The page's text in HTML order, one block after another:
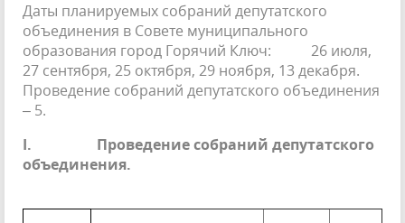
Даты планируемых собраний депутатского
объединения в Совете муниципального
образования город Горячий Ключ: 26 июля,
27 сентября, 25 октября, 29 ноября, 13 декабря.
Проведение собраний депутатского объединения
– 5.
I. Проведение собраний депутатского
объединения.